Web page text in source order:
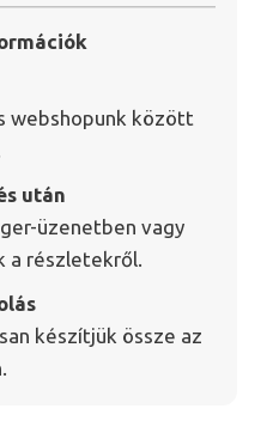
webshopunk között
után
üzenetben vagy
a részletekről.
készítjük össze az